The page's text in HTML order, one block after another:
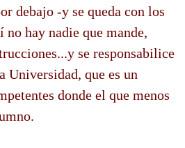
debajo -y se queda con los
no hay nadie que mande,
se responsabilice
Universidad, que es un
donde el que menos